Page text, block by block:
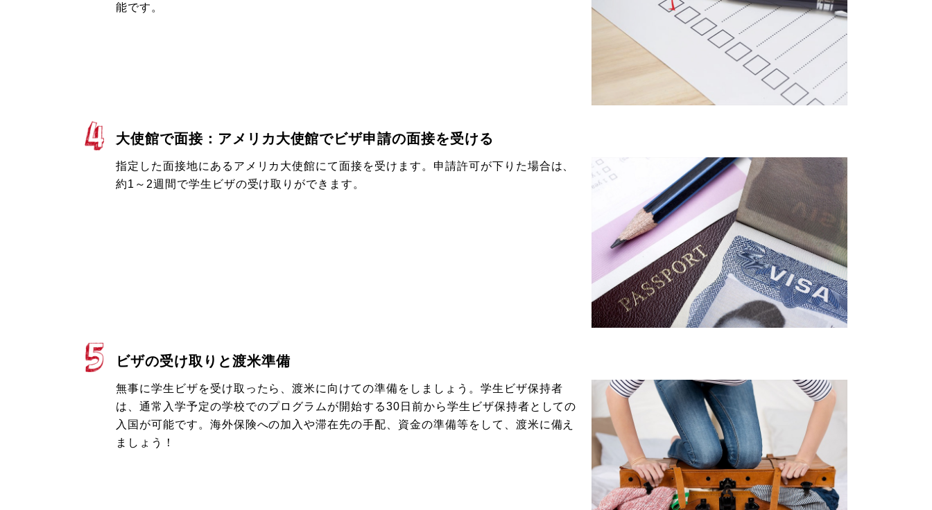
能です。
大使館で面接：アメリカ大使館でビザ申請の面接を受ける
指定した面接地にあるアメリカ大使館にて面接を受けます。申請許可が下りた場合は、
約1～2週間で学生ビザの受け取りができます。
ビザの受け取りと渡米準備
無事に学生ビザを受け取ったら、渡米に向けての準備をしましょう。学生ビザ保持者
は、通常入学予定の学校でのプログラムが開始する30日前から学生ビザ保持者としての
入国が可能です。海外保険への加入や滞在先の手配、資金の準備等をして、渡米に備え
ましょう！